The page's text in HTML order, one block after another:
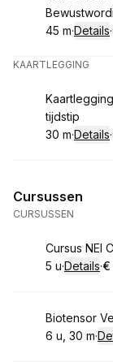
.Duur:
45 m·Details·
KAARTLEGGING
Boek
tijdstip
.Duur:
30 m·Details·
Cursussen
CURSUSSEN
Boek
Cursus NEI
. Duur:
5 u·Details·
.
€
Boek
Biotensor
. Duur :
6 u, 30 m·